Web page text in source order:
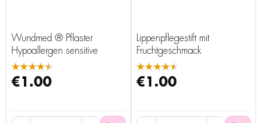
Wundmed ® Pflaster
Hypoallergen sensitive
★★★★★
€1.00
Lippenpflegestift mit
Fruchtgeschmack
★★★★★
€1.00